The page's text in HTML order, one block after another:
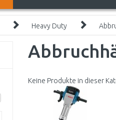
Heavy Duty
Keine Produkte in dieser